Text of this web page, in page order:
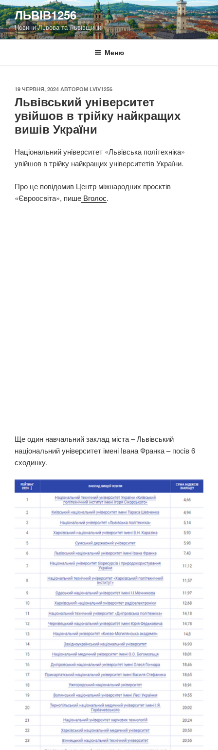
Перейти
до
вмісту
ЛЬВІВ1256
Новини Львова та Львівщини
Меню
ОПУБЛІКОВАНО
19 ЧЕРВНЯ, 2024 АВТОРОМ LVIV1256
Львівський університет
увійшов в трійку найкращих
вишів України
Національний університет «Львівська політехніка»
увійшов в трійку найкращих університетів України.
Про це повідомив Центр міжнародних проєктів
«Євроосвіта», пише Вголос.
Ще один навчальний заклад міста – Львівський
національний університет імені Івана Франка – посів 6
сходинку.